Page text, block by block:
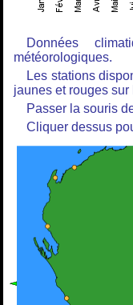
Données
météorologiques.
Les stations
jaunes et rouges sur
Passer la souris
Cliquer dessus